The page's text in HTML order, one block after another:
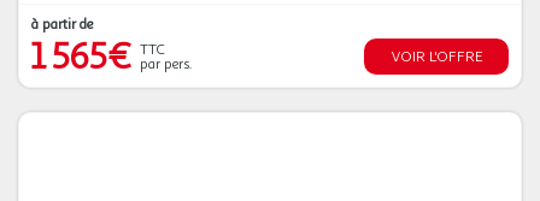
à partir de
1 565€ TTC
par pers.
VOIR L'OFFRE